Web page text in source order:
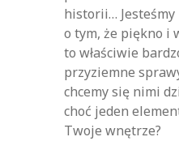
historii…
o tym, że piękno i
to właściwie
przyziemne
chcemy się nimi
choć jeden
Twoje wnętrze?